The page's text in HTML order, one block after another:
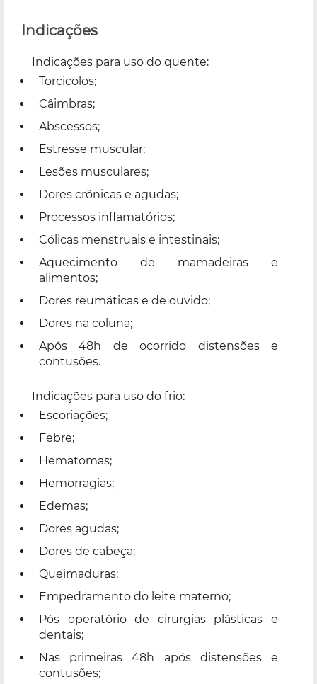
Indicações
Indicações para uso do quente:
Torcicolos;
Câimbras;
Abscessos;
Estresse muscular;
Lesões musculares;
Dores crônicas e agudas;
Processos inflamatórios;
Cólicas menstruais e intestinais;
Aquecimento de mamadeiras e
alimentos;
Dores reumáticas e de ouvido;
Dores na coluna;
Após 48h de ocorrido distensões e
contusões.
Indicações para uso do frio:
Escoriações;
Febre;
Hematomas;
Hemorragias;
Edemas;
Dores agudas;
Dores de cabeça;
Queimaduras;
Empedramento do leite materno;
Pós operatório de cirurgias plásticas e
dentais;
Nas primeiras 48h após distensões e
contusões;